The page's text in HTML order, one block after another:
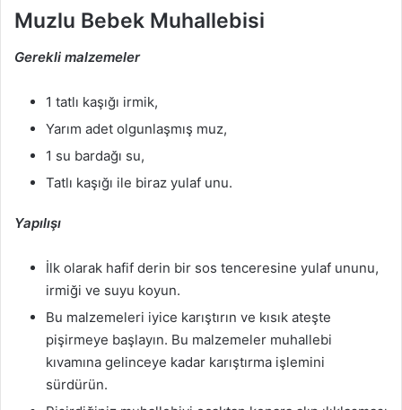
Muzlu Bebek Muhallebisi
Gerekli malzemeler
1 tatlı kaşığı irmik,
Yarım adet olgunlaşmış muz,
1 su bardağı su,
Tatlı kaşığı ile biraz yulaf unu.
Yapılışı
İlk olarak hafif derin bir sos tenceresine yulaf ununu,
irmiği ve suyu koyun.
Bu malzemeleri iyice karıştırın ve kısık ateşte
pişirmeye başlayın. Bu malzemeler muhallebi
kıvamına gelinceye kadar karıştırma işlemini
sürdürün.